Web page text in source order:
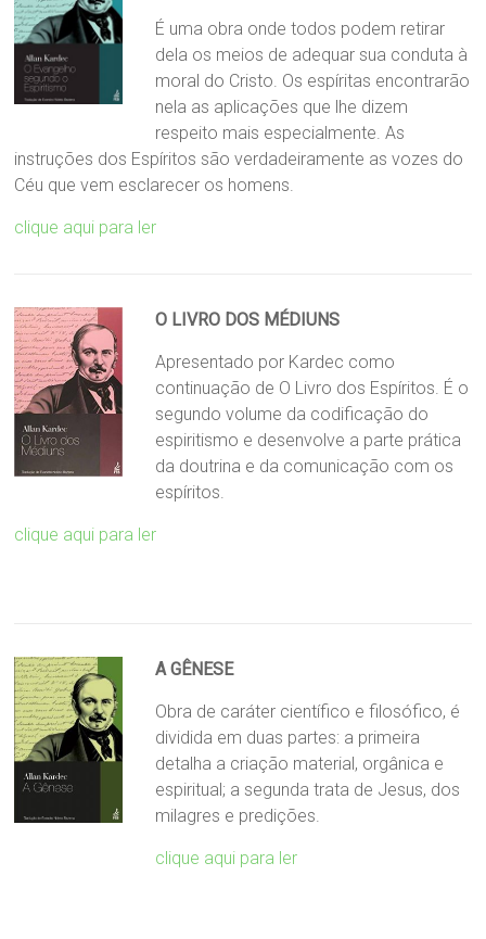
É uma obra onde todos podem retirar
dela os meios de adequar sua conduta à
moral do Cristo. Os espíritas encontrarão
nela as aplicações que lhe dizem
respeito mais especialmente. As
instruções dos Espíritos são verdadeiramente as vozes do
Céu que vem esclarecer os homens.
clique aqui para ler
O LIVRO DOS MÉDIUNS
Apresentado por Kardec como
continuação de O Livro dos Espíritos. É o
segundo volume da codificação do
espiritismo e desenvolve a parte prática
da doutrina e da comunicação com os
espíritos.
clique aqui para ler
A GÊNESE
Obra de caráter científico e filosófico, é
dividida em duas partes: a primeira
detalha a criação material, orgânica e
espiritual; a segunda trata de Jesus, dos
milagres e predições.
clique aqui para ler